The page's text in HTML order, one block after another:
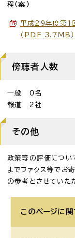
程（案）
平成29年度第1
（PDF 3.7MB）
傍聴者人数
一般 0名
報道 2社
その他
政策等の評価につい
までファクス等でお
の参考とさせていた
このページに関